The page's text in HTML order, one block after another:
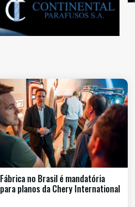
Fábrica no Brasil é mandatória
para planos da Chery International